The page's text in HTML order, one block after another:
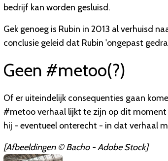
bedrijf kan worden gesluisd.
Gek genoeg is Rubin in 2013 al verhuisd
conclusie geleid dat Rubin 'ongepast
Geen #metoo(?)
Of er uiteindelijk consequenties gaan
#metoo verhaal lijkt te zijn op dit
hij - eventueel onterecht - in dat verhaal
[Afbeeldingen © Bacho - Adobe Stock]